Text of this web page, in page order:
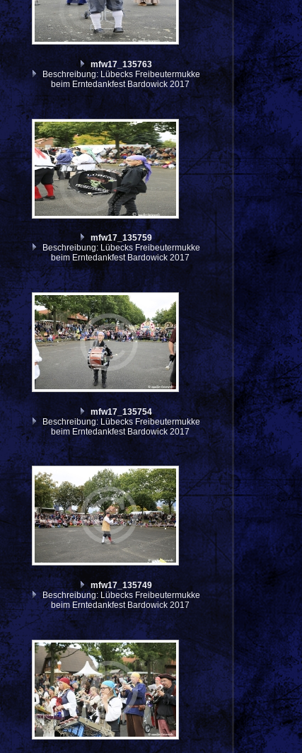
mfw17_135763
Beschreibung: Lübecks Freibeutermukke
beim Erntedankfest Bardowick 2017
mfw17_135759
Beschreibung: Lübecks Freibeutermukke
beim Erntedankfest Bardowick 2017
mfw17_135754
Beschreibung: Lübecks Freibeutermukke
beim Erntedankfest Bardowick 2017
mfw17_135749
Beschreibung: Lübecks Freibeutermukke
beim Erntedankfest Bardowick 2017